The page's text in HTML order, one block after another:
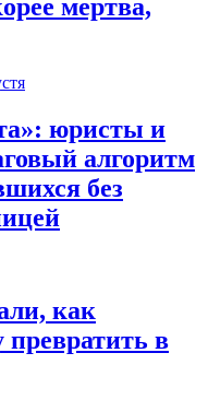
мертва,
юристы и
алгоритм
без
как
превратить в